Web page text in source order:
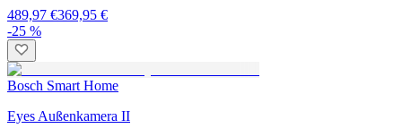
489,97 €369,95 €
-25 %
Bosch Smart Home
Eyes Außenkamera II